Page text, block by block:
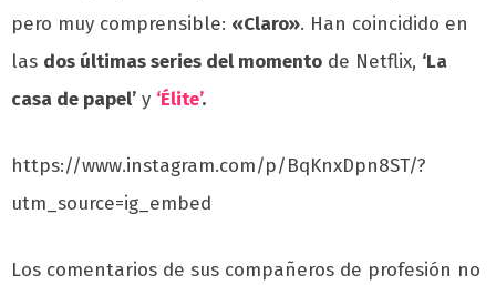
pero muy comprensible: «Claro». Han coincidido en
las dos últimas series del momento de Netflix, ‘La
casa de papel’ y ‘Élite’.
https://www.instagram.com/p/BqKnxDpn8ST/?
utm_source=ig_embed
Los comentarios de sus compañeros de profesión no